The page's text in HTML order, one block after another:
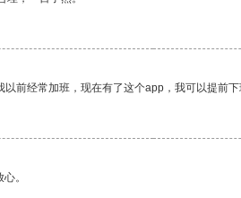
前经常加班，现在有了这个app，我可以提前下
。